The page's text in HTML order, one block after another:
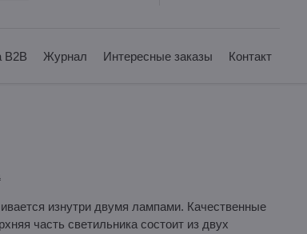
B2B Журнал Интересные заказы Контакт
изнутри двумя лампами. Качественные
часть светильника состоит из двух